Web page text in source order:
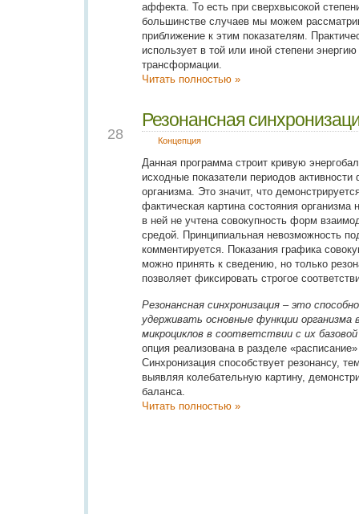
аффекта. То есть при сверхвысокой
большинстве случаев мы можем
приближение к этим показателям.
использует в той или иной степени
трансформации.
Читать полностью »
28
Резонансная
Концепция
Данная программа строит кривую
исходные показатели периодов
организма. Это значит, что
фактическая картина состояния организма
в ней не учтена совокупность форм
средой. Принципиальная невозможность
комментируется. Показания графика
можно принять к сведению, но только
позволяет фиксировать строгое
Резонансная синхронизация – это
удерживать основные функции организма
микроциклов в соответствии с их
опция реализована в разделе
Синхронизация способствует резонансу,
выявляя колебательную картину,
баланса.
Читать полностью »